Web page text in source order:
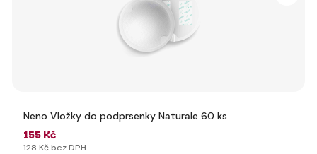
Neno Vložky do podprsenky Naturale 60 ks
155 Kč
128 Kč bez DPH